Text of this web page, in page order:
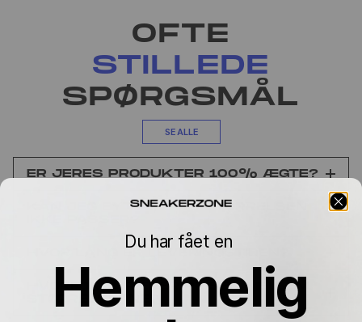
OFTE
STILLEDE
SPØRGSMÅL
SE ALLE
ER JERES PRODUKTER 100% ÆGTE?
KAN JEG BYTTE, HVIS STØRRELSEN
HVORFOR VARIERER PRISEN MELLEM
STØRRELSERNE?
Du har fået en
Hemmelig